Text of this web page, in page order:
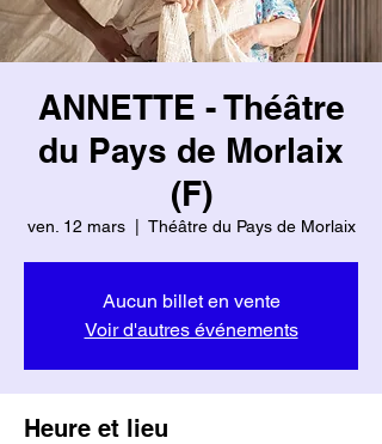
ANNETTE - Théâtre
du Pays de Morlaix
(F)
ven. 12 mars
  |
Théâtre du Pays de Morlaix
Aucun billet en vente
Voir d'autres événements
Heure et lieu